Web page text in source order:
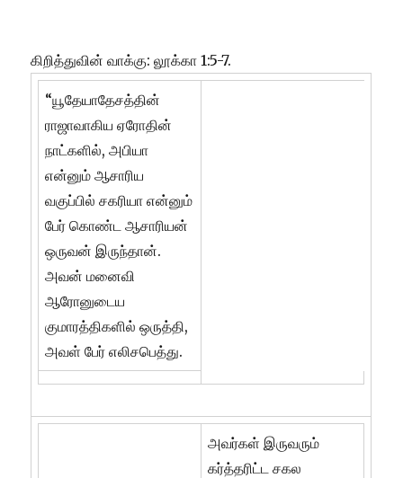
கிறித்துவின் வாக்கு: லூக்கா 1:5-7.
“யூதேயாதேசத்தின்
ராஜாவாகிய ஏரோதின்
நாட்களில், அபியா
என்னும் ஆசாரிய
வகுப்பில் சகரியா என்னும்
பேர் கொண்ட ஆசாரியன்
ஒருவன் இருந்தான்.
அவன் மனைவி
ஆரோனுடைய
குமாரத்திகளில் ஒருத்தி,
அவள் பேர் எலிசபெத்து.
அவர்கள் இருவரும்
கர்த்தரிட்ட சகல